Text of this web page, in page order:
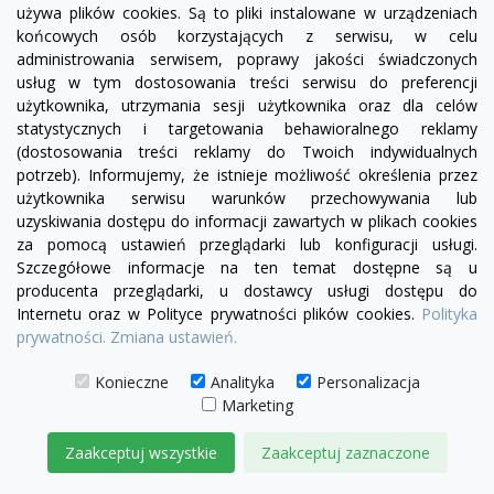
visibility
Narożnik Chesterfield Willow 200x220
7 375,00 zł
DODAJ DO KOSZYKA
używa plików cookies. Są to pliki instalowane w urządzeniach
końcowych osób korzystających z serwisu, w celu
administrowania serwisem, poprawy jakości świadczonych
usług w tym dostosowania treści serwisu do preferencji
użytkownika, utrzymania sesji użytkownika oraz dla celów
statystycznych i targetowania behawioralnego reklamy
(dostosowania treści reklamy do Twoich indywidualnych
potrzeb). Informujemy, że istnieje możliwość określenia przez
użytkownika serwisu warunków przechowywania lub
uzyskiwania dostępu do informacji zawartych w plikach cookies
za pomocą ustawień przeglądarki lub konfiguracji usługi.
Szczegółowe informacje na ten temat dostępne są u
producenta przeglądarki, u dostawcy usługi dostępu do
Internetu oraz w Polityce prywatności plików cookies. Polityka
prywatności. Zmiana ustawień.
Konieczne Analityka
Personalizacja
Marketing
Zaakceptuj wszystkie Zaakceptuj zaznaczone